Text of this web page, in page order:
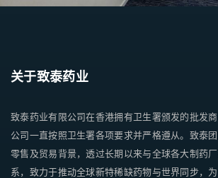
关于致泰药业
致泰药业有限公司在香港拥有卫生署颁发的批发
公司一直按照卫生署各项要求并严格遵从。致泰
零售及贸易背景，透过长期以来与全球各大制药
系，致力于推动全球新特稀缺药物与世界同步，